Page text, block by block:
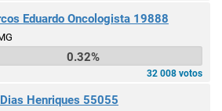
Eduardo Oncologista 19888
0.32%
32 008 votos
Henriques 55055